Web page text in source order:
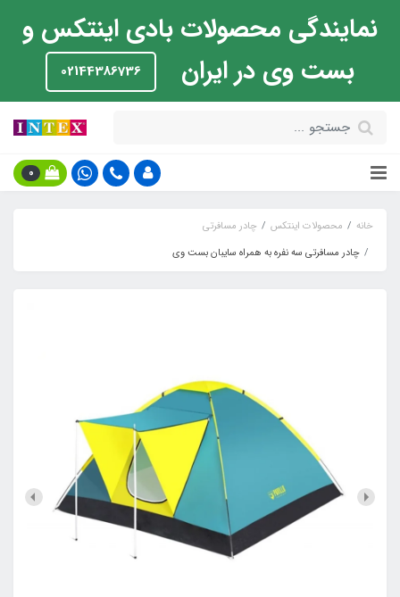
نمایندگی محصولات بادی اینتکس و
بست وی در ایران
02144386736
0
خانه محصولات اینتکس
چادر مسافرتی
چادر مسافرتی سه نفره به همراه سایبان بست وی